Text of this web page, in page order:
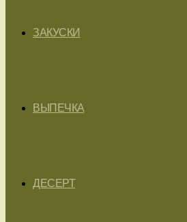
ЗАКУСКИ
ВЫПЕЧКА
ДЕСЕРТ